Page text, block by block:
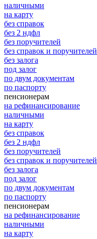
наличными
на карту
без справок
без 2 ндфл
без поручителей
без справок и поручителей
без залога
под залог
по двум документам
по паспорту
пенсионерам
на рефинансирование
наличными
на карту
без справок
без 2 ндфл
без поручителей
без справок и поручителей
без залога
под залог
по двум документам
по паспорту
пенсионерам
на рефинансирование
наличными
на карту